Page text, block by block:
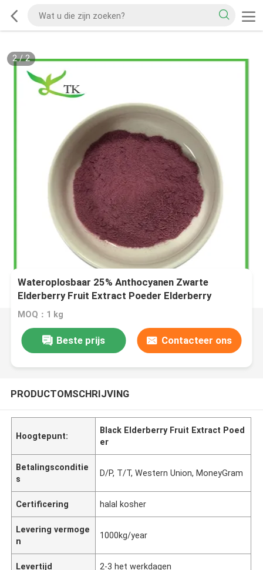
2/2
Wateroplosbaar 25% Anthocyanen Zwarte
Elderberry Fruit Extract Poeder Elderberry
Poeder
MOQ：1 kg
Beste prijs Contacteer ons
PRODUCTOMSCHRIJVING
Hoogtepunt:
Black Elderberry Fruit Extract Poed
er
Betalingsconditie
s
D/P, T/T, Western Union, MoneyGram
Certificering halal kosher
Levering vermoge
n
1000kg/year
Levertijd 2-3 het werkdagen